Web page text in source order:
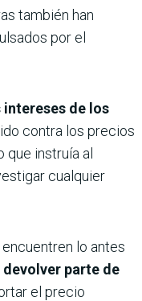
también han
​​por el
de los
contra los precios
que instruía al
cualquier
lo antes
devolver parte de
el precio